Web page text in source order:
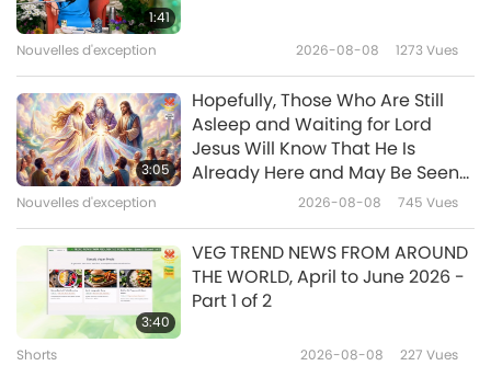
27:07
27:39
Le titre du vrai Saint, partie 1/7
Quand l’honnêteté est perdue :
Les signes de la Dernière Heure
1:41
Nouvelles d'exception 2026-08-08 1273Vues
3:05
Hopefully, Those Who Are Still
Asleep and Waiting for Lord
Jesus Will Know That He Is
Already Here and May Be Seen
on Supreme Master Television
Nouvelles d'exception 2026-08-08 745 Vues
3:40
VEG TREND NEWS FROM AROUND
THE WORLD, April to June 2026 -
Part 1 of 2
Shorts 2026-08-08 227 Vues